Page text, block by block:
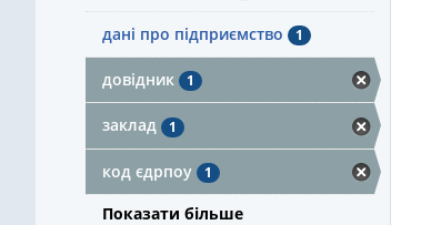
дані про підприємство 1
довідник 1
заклад 1
код єдрпоу 1
Показати більше